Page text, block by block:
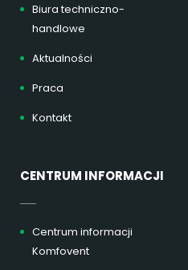
Biura techniczno-
handlowe
Aktualności
Praca
Kontakt
CENTRUM INFORMACJI
Centrum informacji
Komfovent